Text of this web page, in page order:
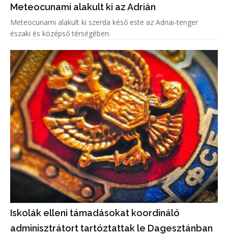
Meteocunami alakult ki az Adrián
Meteocunami alakult ki szerda késő este az Adriai-tenger
északi és középső térségében.
Iskolák elleni támadásokat koordináló
adminisztrátort tartóztattak le Dagesztánban